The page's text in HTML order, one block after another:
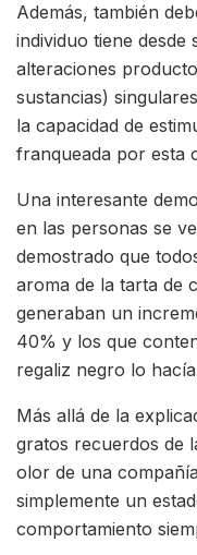
Además, también
individuo tiene desde
alteraciones
sustancias)
la capacidad de
franqueada por esta
Una interesante
en las personas se
demostrado que
aroma de la tarta de
generaban un
40% y los que
regaliz negro lo
Más allá de la
gratos recuerdos de
olor de una
simplemente un
comportamiento